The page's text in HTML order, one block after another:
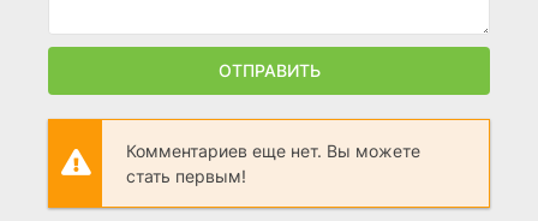
ОТПРАВИТЬ
Комментариев еще нет. Вы можете
стать первым!